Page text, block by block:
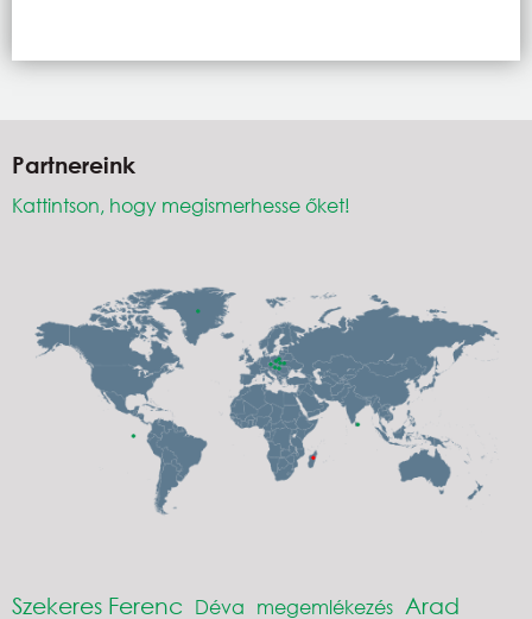
Partnereink
Kattintson, hogy megismerhesse őket!
Szekeres Ferenc Déva megemlékezés Arad